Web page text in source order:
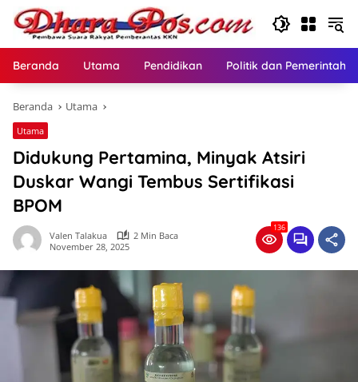
Langsung
konten
Beranda Utama Pendidikan Politik dan
Beranda Utama
Utama
Didukung Pertamina, Minyak Atsiri
Duskar Wangi Tembus Sertifikasi
BPOM
Valen Talakua
2 Min Baca
November 28, 2025
136